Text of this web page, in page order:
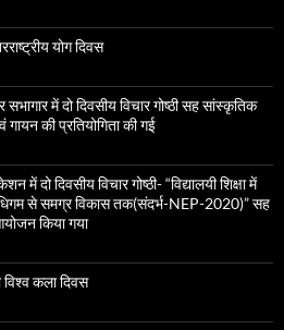
योग दिवस
में दो दिवसीय विचार गोष्ठी सह सांस्कृतिक
की प्रतियोगिता की गई
दो दिवसीय विचार गोष्ठी- “विद्यालयी शिक्षा में
से समग्र विकास तक(संदर्भ-NEP-2020)” सह
किया गया
विश्व कला दिवस